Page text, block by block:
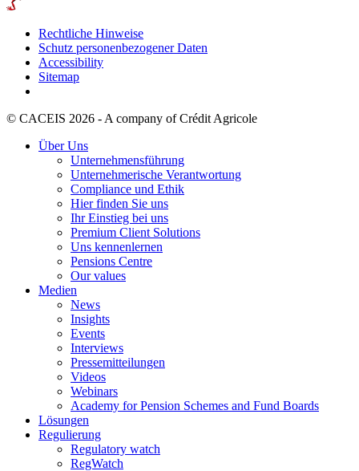
Rechtliche Hinweise
Schutz personenbezogener Daten
Accessibility
Sitemap
© CACEIS 2026 - A company of Crédit Agricole
Über Uns
Unternehmensführung
Unternehmerische Verantwortung
Compliance und Ethik
Hier finden Sie uns
Ihr Einstieg bei uns
Premium Client Solutions
Uns kennenlernen
Pensions Centre
Our values
Medien
News
Insights
Events
Interviews
Pressemitteilungen
Videos
Webinars
Academy for Pension Schemes and Fund Boards
Lösungen
Regulierung
Regulatory watch
RegWatch